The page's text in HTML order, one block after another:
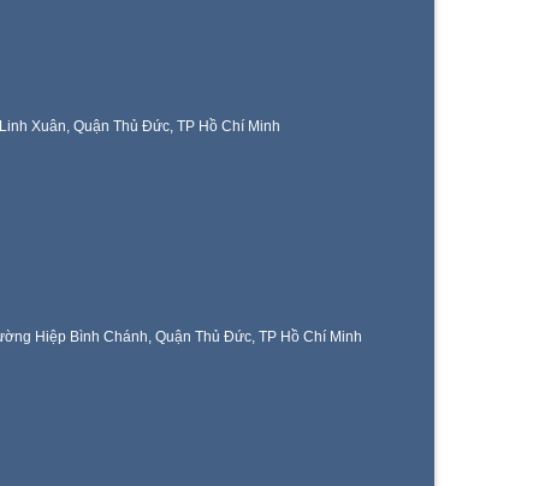
Xuân, Quận Thủ Đức, TP Hồ Chí Minh
Hiệp Bình Chánh, Quận Thủ Đức, TP Hồ Chí Minh